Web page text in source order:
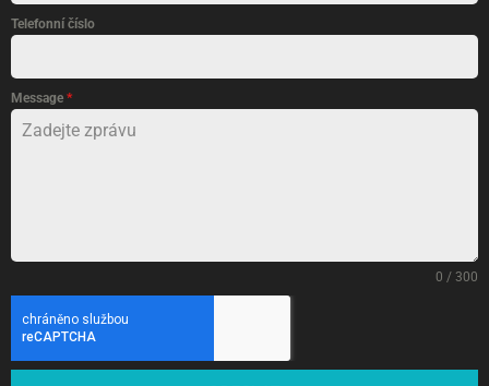
Telefonní číslo
Message *
0 / 300